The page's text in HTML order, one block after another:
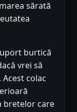
sărată
burtică
vrei să
colac
bretelor care